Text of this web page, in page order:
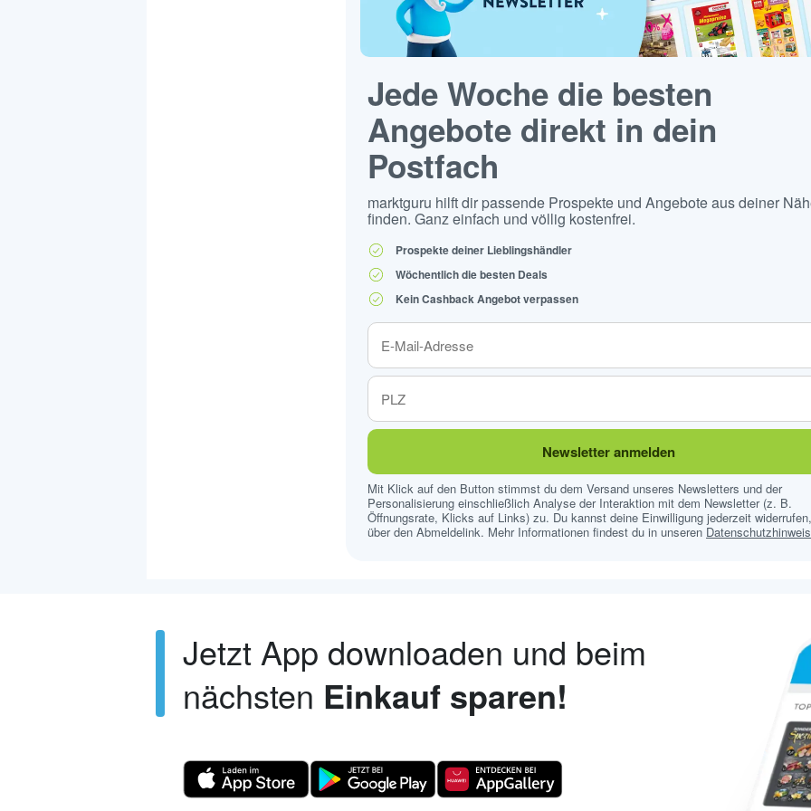
Jede Woche die besten
Angebote direkt in dein
Postfach
marktguru hilft dir passende Prospekte und Angebote aus deiner
finden. Ganz einfach und völlig kostenfrei.
Prospekte deiner Lieblingshändler
Wöchentlich die besten Deals
Kein Cashback Angebot verpassen
Newsletter anmelden
Mit Klick auf den Button stimmst du dem Versand unseres Newsletters und der
Personalisierung einschließlich Analyse der Interaktion mit dem Newsletter (z. B.
Öffnungsrate, Klicks auf Links) zu. Du kannst deine Einwilligung jederzeit
über den Abmeldelink. Mehr Informationen findest du in unseren
Jetzt App downloaden und beim
nächsten Einkauf sparen!